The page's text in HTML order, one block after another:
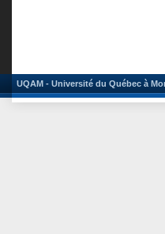
UQAM - Université du Québec à